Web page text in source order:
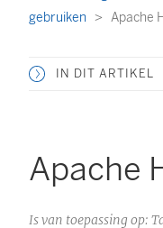
gebruiken
Apache
IN DIT ARTIKEL
Apache
Is van toepassing op: